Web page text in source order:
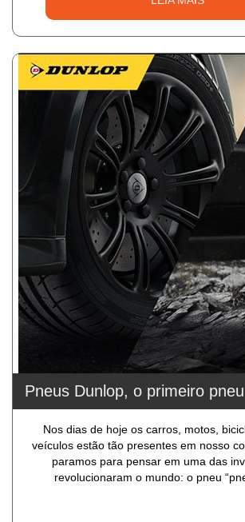
Pneus Dunlop, o primeiro
Nos dias de hoje os carros, motos,
veículos estão tão presentes em nosso
paramos para pensar em uma das
revolucionaram o mundo: o pneu